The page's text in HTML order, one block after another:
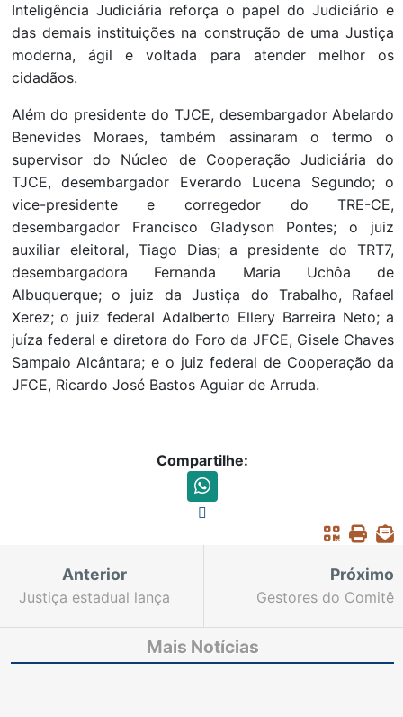
Inteligência Judiciária reforça o papel do Judiciário e
das demais instituições na construção de uma Justiça
moderna, ágil e voltada para atender melhor os
cidadãos.
Além do presidente do TJCE, desembargador Abelardo
Benevides Moraes, também assinaram o termo o
supervisor do Núcleo de Cooperação Judiciária do
TJCE, desembargador Everardo Lucena Segundo; o
vice-presidente e corregedor do TRE-CE,
desembargador Francisco Gladyson Pontes; o juiz
auxiliar eleitoral, Tiago Dias; a presidente do TRT7,
desembargadora Fernanda Maria Uchôa de
Albuquerque; o juiz da Justiça do Trabalho, Rafael
Xerez; o juiz federal Adalberto Ellery Barreira Neto; a
juíza federal e diretora do Foro da JFCE, Gisele Chaves
Sampaio Alcântara; e o juiz federal de Cooperação da
JFCE, Ricardo José Bastos Aguiar de Arruda.
Compartilhe:
Anterior
Justiça estadual lança
fortalecer acesso à
internet das unidades
Próximo
Gestores do Comitê
avanços conquistados
pelo TJCE no último
Mais Notícias